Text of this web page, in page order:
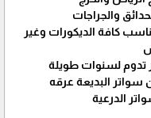
والجراجات
كافة الديكورات وغير
تدوم لسنوات طويلة
سواتر البديعة عرقه
الدرعية